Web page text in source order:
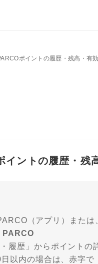
ポイントの履歴・残高・有
イントの履歴・残
（アプリ）または
・履歴」からポイントの
以内の場合は、赤字で